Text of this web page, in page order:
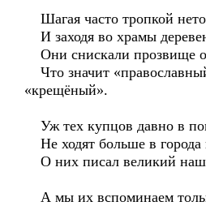
Шагая часто тропкой
И заходя во храмы
Они снискали прозвище
Что значит
«крещёный».
Уж тех купцов давно в
Не ходят больше в города
О них писал великий наш
А мы их вспоминаем